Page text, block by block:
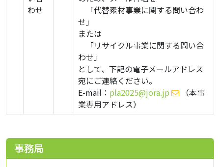
わせ
「代替素材事業に関する問い合わ
せ」
または
「リサイクル事業に関する問い合
わせ」
として、下記の電子メールアドレス
宛にご連絡ください。
E-mail： pla2025@jora.jp
（本事
業専用アドレス）
事務局